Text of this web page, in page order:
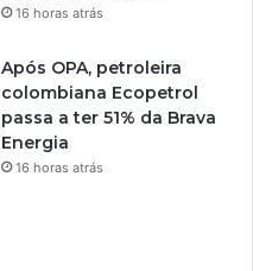
16 horas atrás
Após OPA, petroleira
colombiana Ecopetrol
passa a ter 51% da Brava
Energia
16 horas atrás